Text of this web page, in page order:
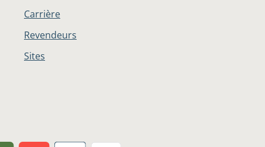
Carrière
Revendeurs
Sites